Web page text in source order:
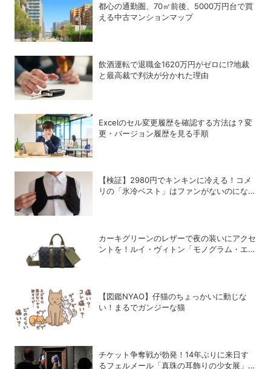
都心の通勤圏、70㎡前後、5000万円台で買
える中古マンションマップ
飲酒運転で退職金1620万円がゼロに!?地裁
と最高裁で判決が分かれた理由
Excelのセル変更履歴を確認する方法は？変
更・バージョン履歴を見る手順
【検証】2980円でキンキンに冷える！コメ
リの「氷冷ベスト」はファンがないのになぜ
カーキグリーンのレザーで夜の装いにアクセ
ントを！ルイ・ヴィトン「モノグラム・エク
【図鑑NYAO】仔猫のちょっかいに動じな
い！まるでガンジーな猫
チケット争奪戦が勃発！14年ぶりに来日す
るフェルメール「真珠の耳飾りの少女展」の